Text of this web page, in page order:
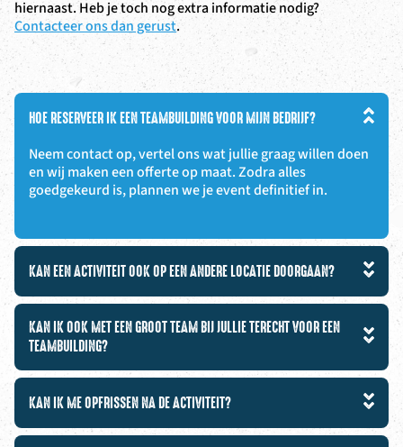
HOE RESERVEER IK EEN TEAMBUILDING VOOR MIJN BEDRIJF?
Neem contact op, vertel ons wat jullie graag willen doen
en wij maken een offerte op maat. Zodra alles
goedgekeurd is, plannen we je event definitief in.
KAN EEN ACTIVITEIT OOK OP EEN ANDERE LOCATIE DOORGAAN?
KAN IK OOK MET EEN GROOT TEAM BIJ JULLIE TERECHT VOOR EEN
TEAMBUILDING?
KAN IK ME OPFRISSEN NA DE ACTIVITEIT?
hiernaast. Heb je toch nog extra informatie nodig?
Contacteer ons dan gerust.